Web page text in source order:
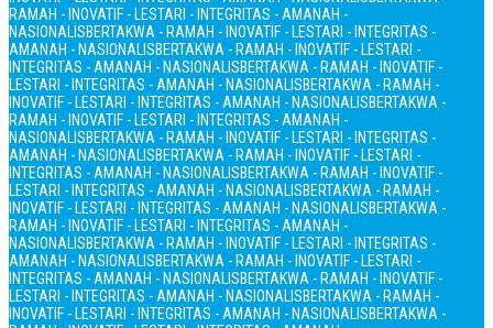
RAMAH - INOVATIF - LESTARI - INTEGRITAS - AMANAH -
NASIONALISBERTAKWA - RAMAH - INOVATIF - LESTARI - INTEGRITAS -
AMANAH - NASIONALISBERTAKWA - RAMAH - INOVATIF - LESTARI -
INTEGRITAS - AMANAH - NASIONALISBERTAKWA - RAMAH - INOVATIF -
LESTARI - INTEGRITAS - AMANAH - NASIONALISBERTAKWA - RAMAH -
INOVATIF - LESTARI - INTEGRITAS - AMANAH - NASIONALISBERTAKWA -
RAMAH - INOVATIF - LESTARI - INTEGRITAS - AMANAH -
NASIONALISBERTAKWA - RAMAH - INOVATIF - LESTARI - INTEGRITAS -
AMANAH - NASIONALISBERTAKWA - RAMAH - INOVATIF - LESTARI -
INTEGRITAS - AMANAH - NASIONALISBERTAKWA - RAMAH - INOVATIF -
LESTARI - INTEGRITAS - AMANAH - NASIONALISBERTAKWA - RAMAH -
INOVATIF - LESTARI - INTEGRITAS - AMANAH - NASIONALISBERTAKWA -
RAMAH - INOVATIF - LESTARI - INTEGRITAS - AMANAH -
NASIONALISBERTAKWA - RAMAH - INOVATIF - LESTARI - INTEGRITAS -
AMANAH - NASIONALISBERTAKWA - RAMAH - INOVATIF - LESTARI -
INTEGRITAS - AMANAH - NASIONALISBERTAKWA - RAMAH - INOVATIF -
LESTARI - INTEGRITAS - AMANAH - NASIONALISBERTAKWA - RAMAH -
INOVATIF - LESTARI - INTEGRITAS - AMANAH - NASIONALISBERTAKWA -